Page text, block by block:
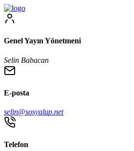
Genel Yayın Yönetmeni
Selin Babacan
E-posta
selin@sosyalup.net
Telefon